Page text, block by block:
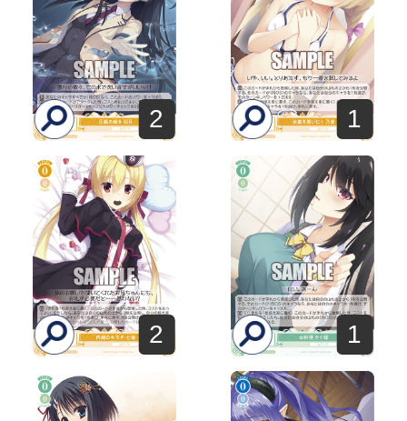
2 1
2 1